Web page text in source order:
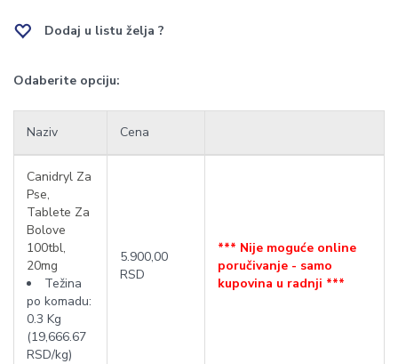
Dodaj u listu želja ?
Odaberite opciju:
Naziv Cena
Canidryl Za
Pse,
Tablete Za
Bolove
100tbl,
20mg
Težina
po komadu:
0.3 Kg
(19,666.67
RSD/kg)
5.900,00
RSD
*** Nije moguće online
poručivanje - samo
kupovina u radnji ***